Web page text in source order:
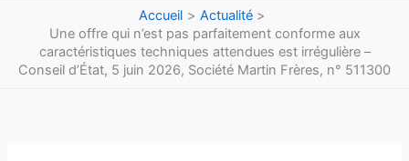
Accueil
Actualité
Une offre qui n’est pas parfaitement conforme aux
caractéristiques techniques attendues est irrégulière –
Conseil d’État, 5 juin 2026, Société Martin Frères, n° 511300